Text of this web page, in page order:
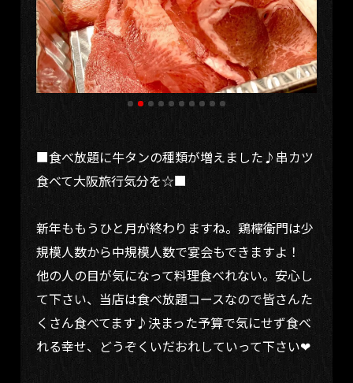
■食べ放題に牛タンの種類が増えました♪串カツ
食べて大阪旅行気分を☆■
新年ももうひと月が終わりますね。鶏檸衛門は少
規模人数から中規模人数で宴会もできますよ！
他の人の目が気になって料理食べれない。安心し
て下さい、当店は食べ放題コースなので皆さんた
くさん食べてます♪決まった予算で気にせず食べ
れる幸せ、どうぞくいだおれしていって下さい❤︎